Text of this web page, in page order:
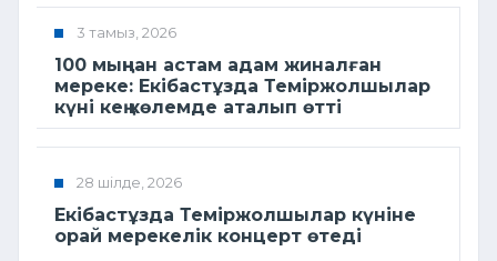
3 тамыз, 2026
100 мыңнан астам адам жиналған
мереке: Екібастұзда Теміржолшылар
күні кең көлемде аталып өтті
28 шілде, 2026
Екібастұзда Теміржолшылар күніне
орай мерекелік концерт өтеді